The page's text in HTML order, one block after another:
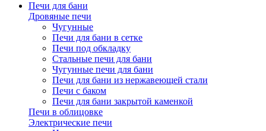
Печи для бани
Дровяные печи
Чугунные
Печи для бани в сетке
Печи под обкладку
Стальные печи для бани
Чугунные печи для бани
Печи для бани из нержавеющей стали
Печи с баком
Печи для бани закрытой каменкой
Печи в облицовке
Электрические печи